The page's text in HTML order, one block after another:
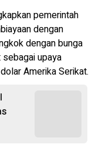
pemerintah
dengan
dengan bunga
upaya
Amerika Serikat.